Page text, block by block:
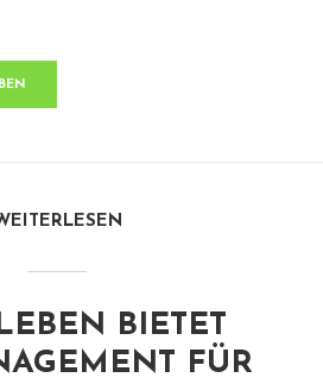
BIETET
FÜR